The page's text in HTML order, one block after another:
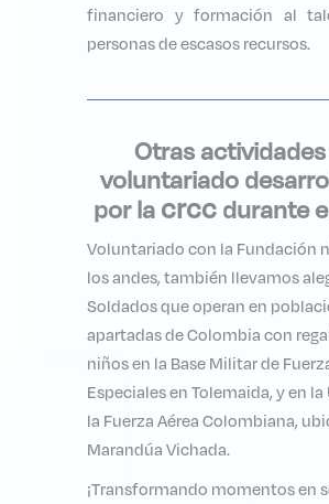
financiero y formación al
personas de escasos recursos.
Otras
voluntariado
por lacrccdurante
Voluntariado con la Fundación
los andes, también llevamos
Soldados que operan en
apartadas de Colombia con
niños en la Base Militar de
Especiales en Tolemaida, y en
la Fuerza Aérea Colombiana,
Marandúa Vichada.
¡Transformando momentos en